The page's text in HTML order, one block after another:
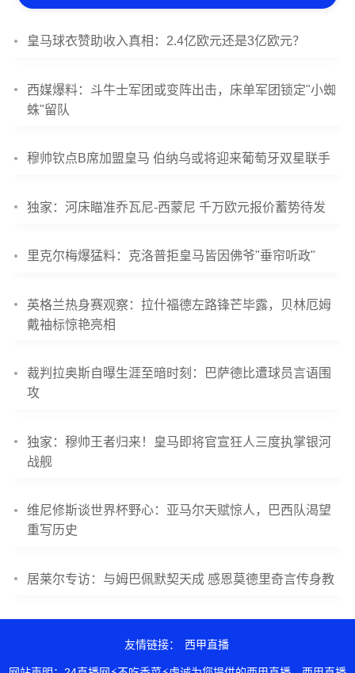
皇马球衣赞助收入真相：2.4亿欧元还是3亿欧元？
西媒爆料：斗牛士军团或变阵出击，床单军团锁定"小蜘
蛛"留队
穆帅钦点B席加盟皇马 伯纳乌或将迎来葡萄牙双星联手
独家：河床瞄准乔瓦尼-西蒙尼 千万欧元报价蓄势待发
里克尔梅爆猛料：克洛普拒皇马皆因佛爷"垂帘听政"
英格兰热身赛观察：拉什福德左路锋芒毕露，贝林厄姆
戴袖标惊艳亮相
裁判拉奥斯自曝生涯至暗时刻：巴萨德比遭球员言语围
攻
独家：穆帅王者归来！皇马即将官宣狂人三度执掌银河
战舰
维尼修斯谈世界杯野心：亚马尔天赋惊人，巴西队渴望
重写历史
居莱尔专访：与姆巴佩默契天成 感恩莫德里奇言传身教
友情链接： 西甲直播